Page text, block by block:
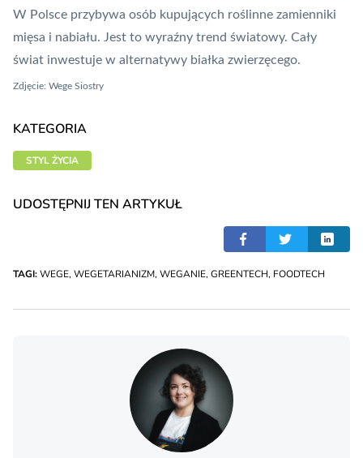
W Polsce przybywa osób kupujących roślinne zamienniki
mięsa i nabiału. Jest to wyraźny trend światowy. Cały
świat inwestuje w alternatywy białka zwierzęcego.
Zdjęcie: Wege Siostry
KATEGORIA
STYL ŻYCIA
UDOSTĘPNIJ TEN ARTYKUŁ
TAGI:WEGE, WEGETARIANIZM, WEGANIE, GREENTECH, FOODTECH